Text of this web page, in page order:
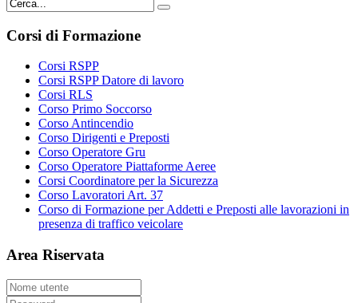
Corsi di Formazione
Corsi RSPP
Corsi RSPP Datore di lavoro
Corsi RLS
Corso Primo Soccorso
Corso Antincendio
Corso Dirigenti e Preposti
Corso Operatore Gru
Corso Operatore Piattaforme Aeree
Corsi Coordinatore per la Sicurezza
Corso Lavoratori Art. 37
Corso di Formazione per Addetti e Preposti alle lavorazioni in
presenza di traffico veicolare
Area Riservata